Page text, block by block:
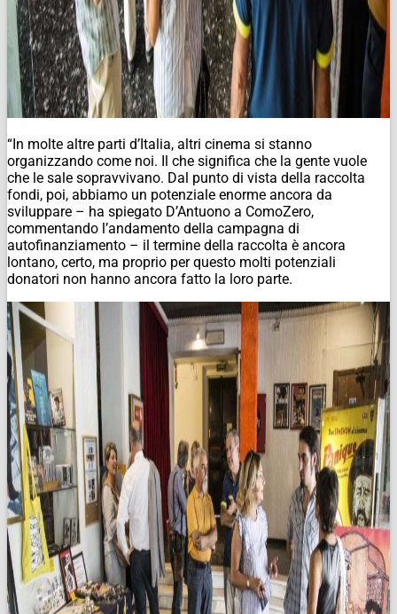
“In molte altre parti d’Italia, altri cinema si stanno
organizzando come noi. Il che significa che la gente vuole
che le sale sopravvivano. Dal punto di vista della raccolta
fondi, poi, abbiamo un potenziale enorme ancora da
sviluppare – ha spiegato D’Antuono a ComoZero,
commentando l’andamento della campagna di
autofinanziamento – il termine della raccolta è ancora
lontano, certo, ma proprio per questo molti potenziali
donatori non hanno ancora fatto la loro parte.